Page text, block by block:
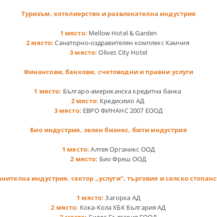
Туризъм, хотелиерство и развлекателна индустрия
1 място: Mellow Hotel & Garden
2 място: Санаторно-оздравителен комплекс Камчия
3 място: Olives City Hotel
Финансови, банкови, счетоводни и правни услуги
1 място: Българо-американска кредитна банка
2 място: Кредисимо АД
3 място: ЕВРО ФИНАНС 2007 ЕООД
Био индустрия, зелен бизнес, бюти индустрия
1 място: Алтея Органикс ООД
2 място: Био Фреш ООД
индустрия, сектор „услуги”, търговия и селско
1 място: Загорка АД
2 място: Кока-Кола ХБК България АД